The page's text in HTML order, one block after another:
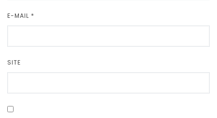
E-MAIL *
SITE